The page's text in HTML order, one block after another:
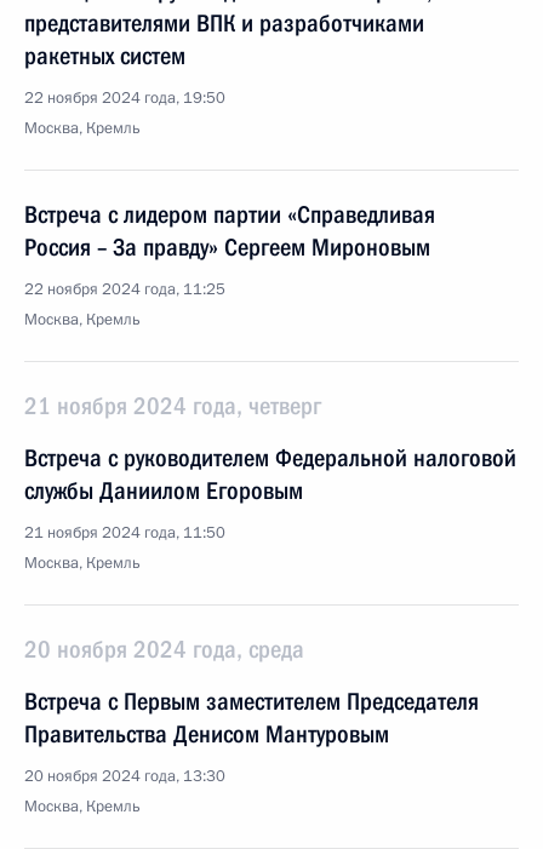
представителями ВПК и разработчиками
ракетных систем
22 ноября 2024 года, 19:50
Москва, Кремль
Встреча с лидером партии «Справедливая
Россия – За правду» Сергеем Мироновым
22 ноября 2024 года, 11:25
Москва, Кремль
21 ноября 2024 года, четверг
Встреча с руководителем Федеральной налоговой
службы Даниилом Егоровым
21 ноября 2024 года, 11:50
Москва, Кремль
20 ноября 2024 года, среда
Встреча с Первым заместителем Председателя
Правительства Денисом Мантуровым
20 ноября 2024 года, 13:30
Москва, Кремль